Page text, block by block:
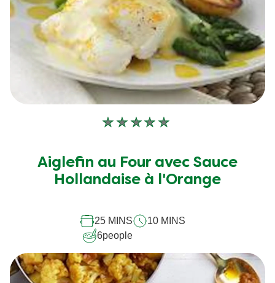
Aucune
soumise
pour
Aiglefin au Four avec Sauce
Hollandaise à l'Orange
25 MINS
10 MINS
6people